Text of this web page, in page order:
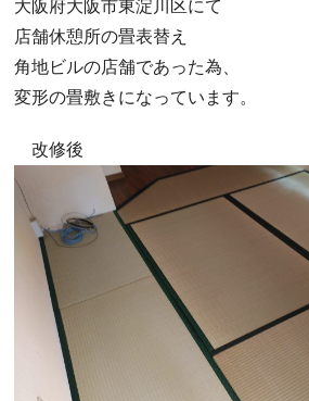
大阪府大阪市東淀川区にて
店舗休憩所の畳表替え
角地ビルの店舗であった為、
変形の畳敷きになっています。
改修後